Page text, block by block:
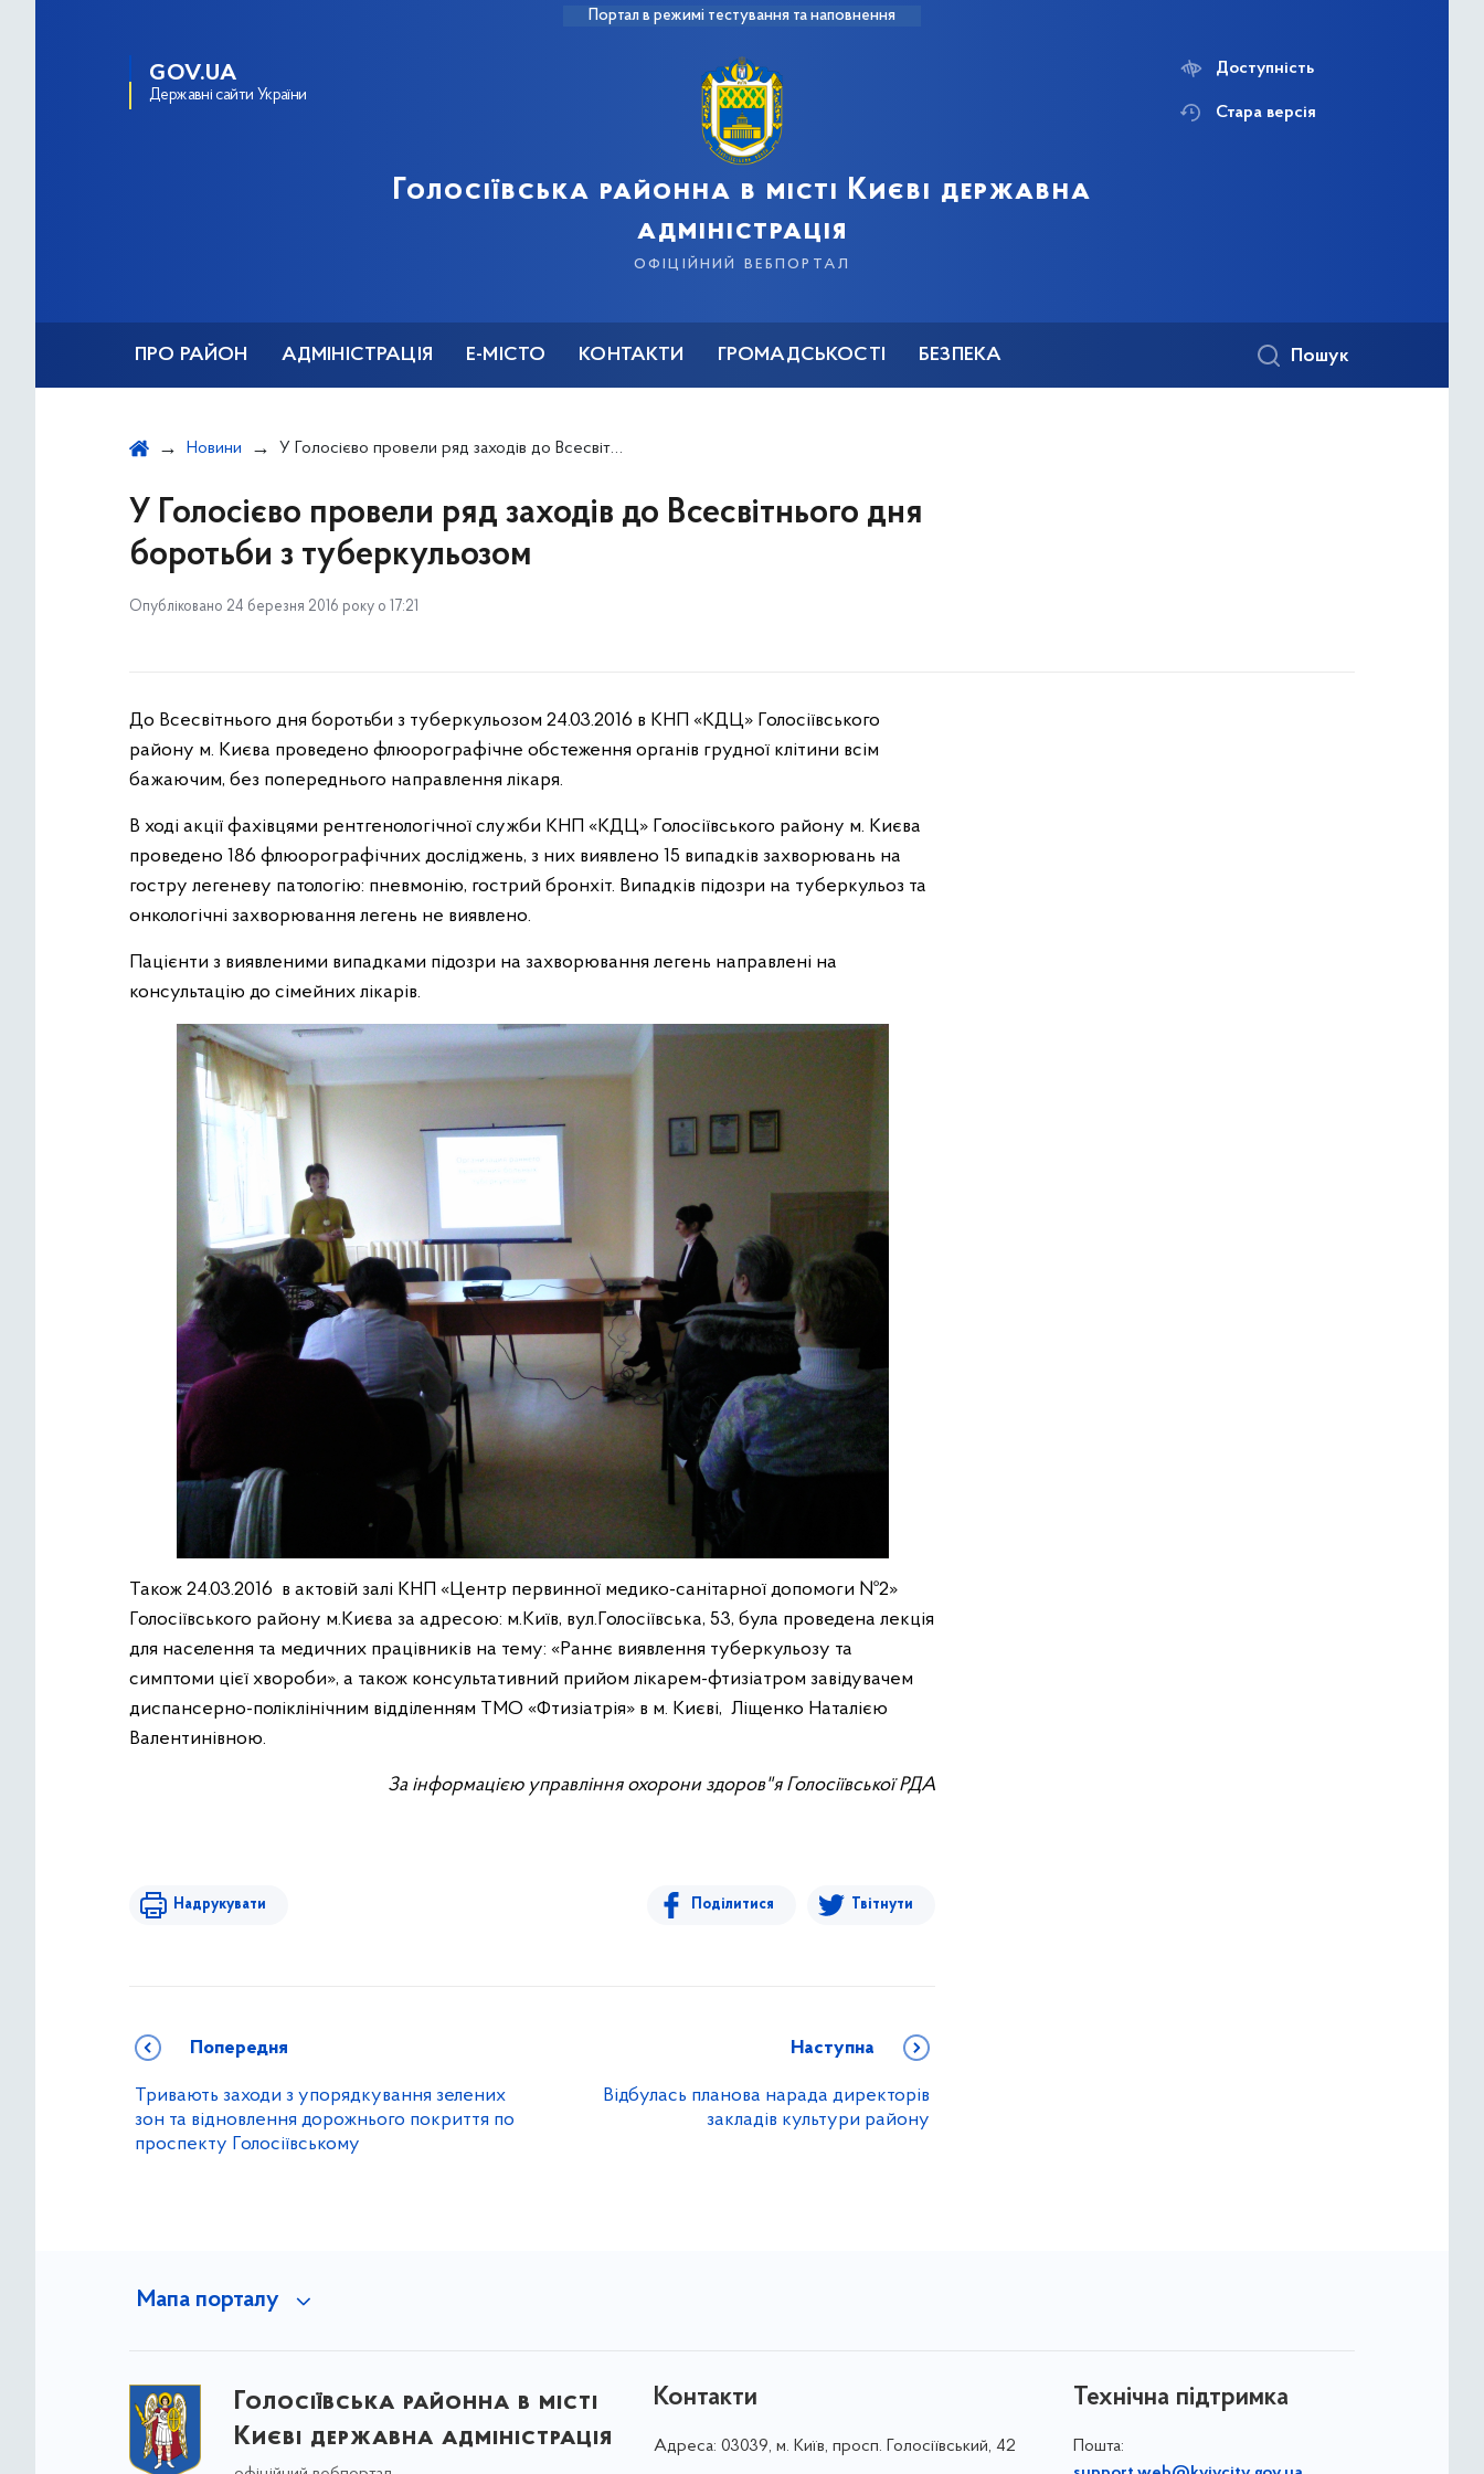
Портал в режимі тестування та наповнення
GOV.UA
Державні сайти України
Голосіївська районна в місті Києві державна
адміністрація
офіційний вебпортал
Доступність
Стара версія
ПРО РАЙОН АДМІНІСТРАЦІЯ Е-МІСТО КОНТАКТИ ГРОМАДСЬКОСТІ БЕЗПЕКА Пошук
Новини У Голосієво провели ряд заходів до Всесвітнього дня боротьби з туберкульозом
У Голосієво провели ряд заходів до Всесвітнього дня
боротьби з туберкульозом
Опубліковано 24 березня 2016 року о 17:21
До Всесвітнього дня боротьби з туберкульозом 24.03.2016 в КНП «КДЦ» Голосіївського
району м. Києва проведено флюорографічне обстеження органів грудної клітини всім
бажаючим, без попереднього направлення лікаря.
В ході акції фахівцями рентгенологічної служби КНП «КДЦ» Голосіївського району м. Києва
проведено 186 флюорографічних досліджень, з них виявлено 15 випадків захворювань на
гостру легеневу патологію: пневмонію, гострий бронхіт. Випадків підозри на туберкульоз та
онкологічні захворювання легень не виявлено.
Пацієнти з виявленими випадками підозри на захворювання легень направлені на
консультацію до сімейних лікарів.
Також 24.03.2016 в актовій залі КНП «Центр первинної медико-санітарної допомоги №2»
Голосіївського району м.Києва за адресою: м.Київ, вул.Голосіївська, 53, була проведена лекція
для населення та медичних працівників на тему: «Раннє виявлення туберкульозу та
симптоми цієї хвороби», а також консультативний прийом лікарем-фтизіатром завідувачем
диспансерно-поліклінічним відділенням ТМО «Фтизіатрія» в м. Києві, Ліщенко Наталією
Валентинівною.
За інформацією управління охорони здоров"я Голосіївської РДА
Надрукувати Поділитися Твітнути
Попередня
Тривають заходи з упорядкування зелених
зон та відновлення дорожнього покриття по
проспекту Голосіївському
Наступна
Відбулась планова нарада директорів
закладів культури району
Мапа порталу
Голосіївська районна в місті
Києві державна адміністрація
Контакти
Адреса: 03039, м. Київ, просп. Голосіївський, 42
Технічна підтримка
Пошта: